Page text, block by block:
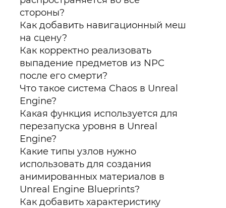
стороны?
Как добавить навигационный меш
на сцену?
Как корректно реализовать
выпадение предметов из NPC
после его смерти?
Что такое система Chaos в Unreal
Engine?
Какая функция используется для
перезапуска уровня в Unreal
Engine?
Какие типы узлов нужно
использовать для создания
анимированных материалов в
Unreal Engine Blueprints?
Как добавить характеристику